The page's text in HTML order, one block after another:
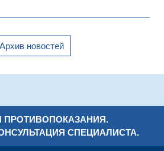
Архив новостей
ПРОТИВОПОКАЗАНИЯ.
СПЕЦИАЛИСТА.